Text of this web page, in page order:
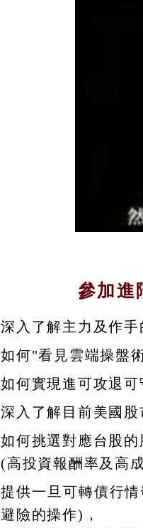
參加進
深入了解主力及作
如何"看見雲端操盤
如何實現進可攻退
深入了解目前美國
如何挑選對應台股
(高投資報酬率及高
提供一旦可轉債行
避險的操作)，